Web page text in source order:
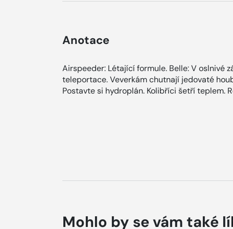
Anotace
Airspeeder: Létající formule. Belle: V oslnivé
teleportace. Veverkám chutnají jedovaté
Postavte si hydroplán. Kolibříci šetří teplem.
Mohlo by se vám také